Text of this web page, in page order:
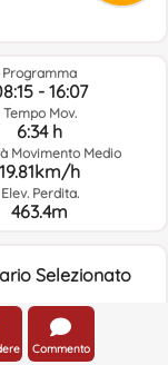
Programma
- 16:07
Tempo Mov.
6:34 h
Movimento Medio
19.81km/h
Elev. Perdita.
463.4m
Selezionato
Commento